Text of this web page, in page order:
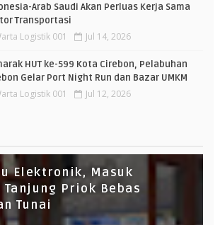
Arab Saudi Akan Perluas Kerja Sama
Transportasi
Logistik 001 Jul 14, 2026
HUT ke-599 Kota Cirebon, Pelabuhan
Gelar Port Night Run dan Bazar UMKM
Logistik 001 Jul 12, 2026
Elektronik, Masuk
Tanjung Priok Bebas
Tunai